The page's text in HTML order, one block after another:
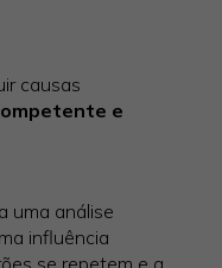
causas
e
uma análise
influência
se repetem e a